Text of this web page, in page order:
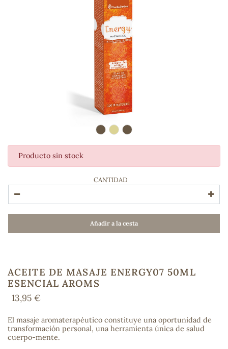
Producto sin stock
CANTIDAD
Añadir a la cesta
ACEITE DE MASAJE ENERGY07 50ML
ESENCIAL AROMS
13,95 €
El masaje aromaterapéutico constituye una oportunidad de
transformación personal, una herramienta única de salud
cuerpo-mente.